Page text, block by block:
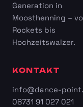
Generation in
Moosthenning –
Rockets bis
Hochzeitswalzer.
KONTAKT
info@dance-
08731 91 027 021